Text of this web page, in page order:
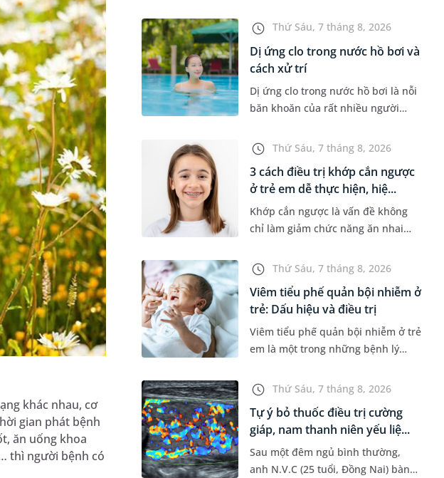
khác nhau, cơ
gian phát bệnh
ăn uống khoa
thì người bệnh có
nhận và đánh giá cao nỗ lực duy trì
hệ thống quản lý chất lượ...
Thứ Sáu, 7 tháng 8, 2026
Dị ứng clo trong nước hồ bơi và
cách xử trí
Dị ứng clo trong nước hồ bơi là nỗi
băn khoăn của rất nhiều người
trường hợp thường xuyên bơi ở
những hồ bơi nhân tạo. Bài v...
Thứ Sáu, 7 tháng 8, 2026
3 cách điều trị khớp cắn ngược
ở trẻ em dễ thực hiện, hiệ...
Khớp cắn ngược là vấn đề không
chỉ làm giảm chức năng ăn nhai
đối của khuôn mặt. Do đó, cần khắc
phục sớm tình trạng này để...
Thứ Sáu, 7 tháng 8, 2026
Viêm tiểu phế quản bội nhiễm ở
trẻ: Dấu hiệu và điều trị
Viêm tiểu phế quản bội nhiễm ở trẻ
em là một trong những bệnh lý
bùng phát vào thời điểm giao mùa.
Khi những tổn thương ban đầ...
Thứ Sáu, 7 tháng 8, 2026
Tự ý bỏ thuốc điều trị cường
giáp, nam thanh niên yếu liệ...
Sau một đêm ngủ bình thường,
anh N.V.C (25 tuổi, Đồng Nai) bàng